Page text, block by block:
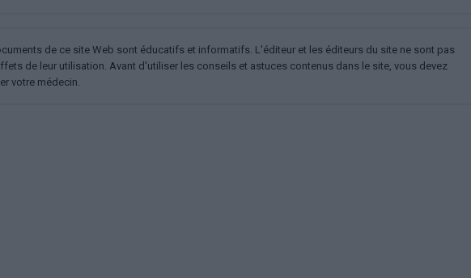
de ce site Web sont éducatifs et informatifs. L'éditeur et les éditeurs du site ne sont pas
de leur utilisation. Avant d'utiliser les conseils et astuces contenus dans le site, vous devez
votre médecin.